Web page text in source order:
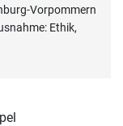
Vorpommern
Ethik,